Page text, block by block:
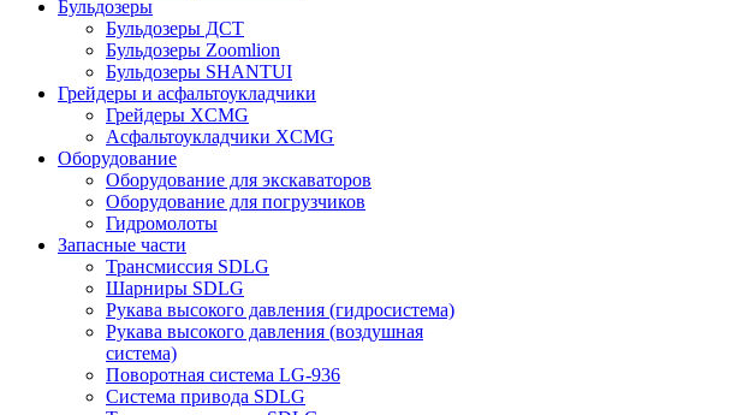
Бульдозеры
Бульдозеры ДСТ
Бульдозеры Zoomlion
Бульдозеры SHANTUI
Грейдеры и асфальтоукладчики
Грейдеры XCMG
Асфальтоукладчики XCMG
Оборудование
Оборудование для экскаваторов
Оборудование для погрузчиков
Гидромолоты
Запасные части
Трансмиссия SDLG
Шарниры SDLG
Рукава высокого давления (гидросистема)
Рукава высокого давления (воздушная
система)
Поворотная система LG-936
Система привода SDLG